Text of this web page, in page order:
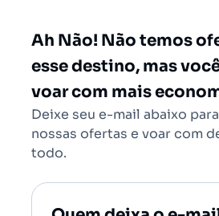
Salvador - Todos (SSA)
Brasília (BSB)
Ah Não! Não temos
esse destino, mas
voar com mais
Deixe seu e-mail abaixo
nossas ofertas e voar com
todo.